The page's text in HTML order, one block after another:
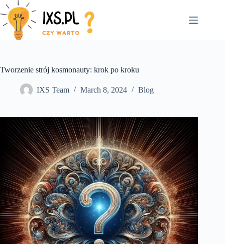
Skip
to
content
Tworzenie strój kosmonauty: krok po kroku
IXS Team March 8, 2024 Blog